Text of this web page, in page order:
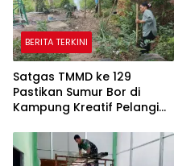
BERITA TERKINI
Satgas TMMD ke 129
Pastikan Sumur Bor di
Kampung Kreatif Pelangi